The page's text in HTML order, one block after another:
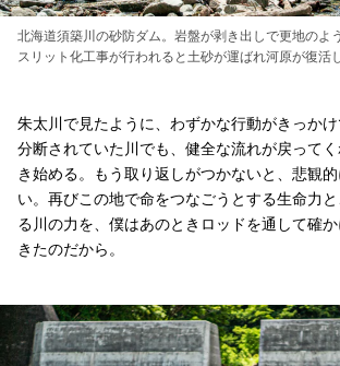
北海道須築川の砂防ダム。岩盤が剥き出しで更地のよ
スリット化工事が行われると土砂が運ばれ河原が復活
朱太川で見たように、わずかな行動がきっか
分断されていた川でも、健全な流れが戻って
き始める。もう取り返しがつかないと、悲観
い。再びこの地で命をつなごうとする生命力
る川の力を、僕はあのときロッドを通して確
きたのだから。